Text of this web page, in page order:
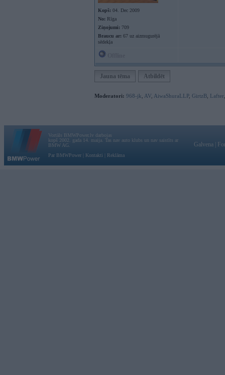
Kopš: 04. Dec 2009
No: Rīga
Ziņojumi: 709
Braucu ar: 67 uz aizmugurējā
sēdekļa
Jauna tēma Atbildēt
Moderatori: 968-jk AV AiwaShuraLLP, GirtzB Lafter
Vortāls BMWPower.lv darbojas
kopš 2002. gada 14. maija. Tas nav auto klubs un nav saistīts ar
BMW AG.
Par BMWPower
Kontakti Reklāma
Galvena